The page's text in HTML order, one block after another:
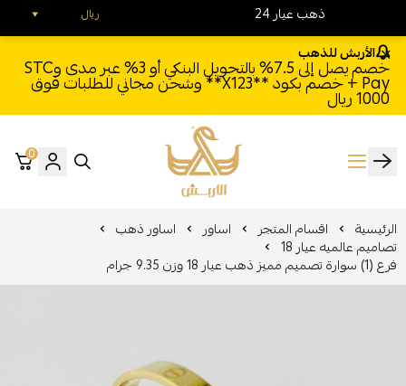
الأربش للذهب
خصم يصل إلى 7.5% بالتحويل البنكي أو 3% عبر مدى وSTC
Pay + خصم بكود **X123** وشحن مجاني للطلبات فوق
1000 ريال
الأربش للذهب
0
الرئيسية اقسام المتجر اساور اساور ذهب
تصاميم عالميه عيار 18
فرع (1) سوارة تصميم مميز ذهب عيار 18 وزن 9.35 جرام
24 ذهب عيار ريال